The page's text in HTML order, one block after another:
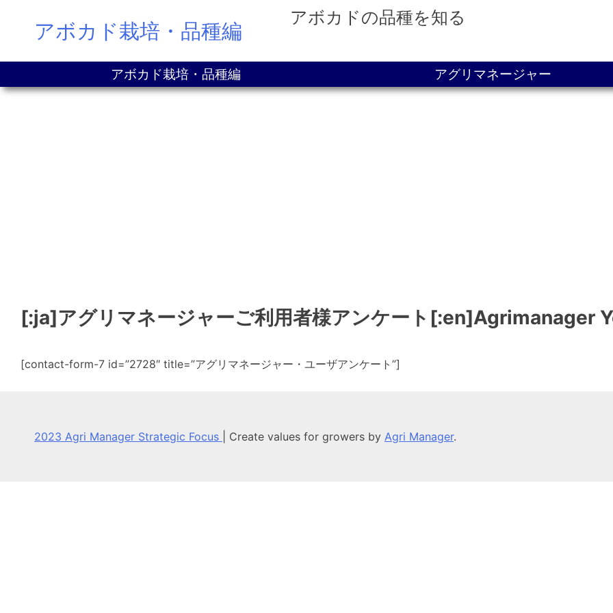
アボカド栽培・品種編
アボカドの品種を知る
アボカド栽培・品種編 アグリマネージャー
[:ja]アグリマネージャーご利用者様アンケート[:en]Agrimanager
[contact-form-7 id=”2728″ title=”アグリマネージャー・ユーザアンケート”]
2023 Agri Manager Strategic Focus Create values for growers by Agri Manager.